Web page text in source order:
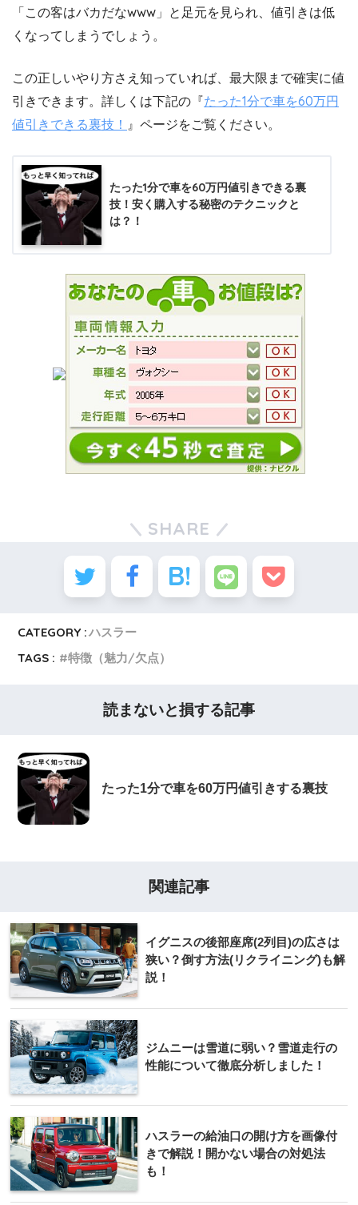
「この客はバカだなwww」と足元を見られ、値引きは低
くなってしまうでしょう。
この正しいやり方さえ知っていれば、最大限まで確実に値
引きできます。詳しくは下記の『たった1分で車を60万円
値引きできる裏技！ 』ページをご覧ください。
たった1分で車を60万円値引きできる裏
技！安く購入する秘密のテクニックと
は？！
SHARE
CATEGORY :ハスラー
TAGS :
特徴（魅力/欠点）
読まないと損する記事
たった1分で車を60万円値引きする裏技
関連記事
イグニスの後部座席(2列目)の広さは
狭い？倒す方法(リクライニング)も解
説！
ジムニーは雪道に弱い？雪道走行の
性能について徹底分析しました！
ハスラーの給油口の開け方を画像付
きで解説！開かない場合の対処法
も！